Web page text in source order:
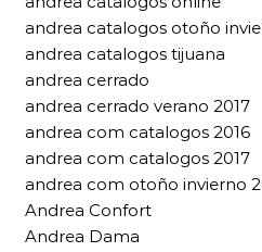
andrea catalogos otoño
andrea catalogos tijuana
andrea cerrado
andrea cerrado verano 2017
andrea com catalogos 2016
andrea com catalogos 2017
andrea com otoño invierno
Andrea Confort
Andrea Dama